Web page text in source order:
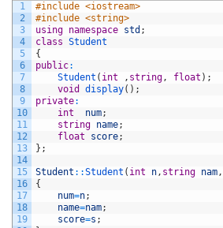
1
2
3
4
5
6
7
8
9
10
11
12
13
14
15
16
17
18
19
#include <iostream>
#include <string>
using namespace std ;
class Student
{
public:
Student ( int , string, float ) ;
void
display( ) ;
private:
int
num;
string name;
float
score;
} ;
Student ::Student ( int n, string nam,
{
num=n;
name=nam;
score=s ;